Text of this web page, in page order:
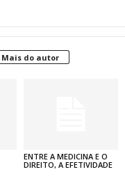
Mais do autor
ENTRE A MEDICINA E O
DIREITO, A EFETIVIDADE